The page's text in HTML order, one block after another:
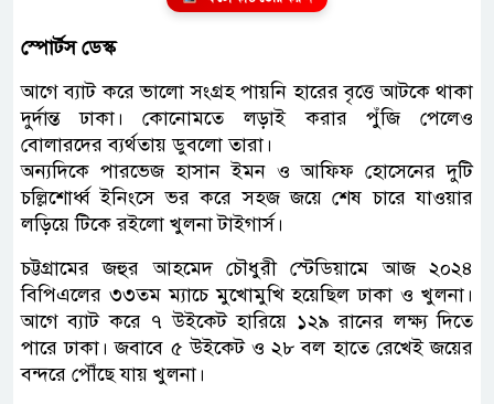
স্পোর্টস ডেস্ক
আগে ব্যাট করে ভালো সংগ্রহ পায়নি হারের বৃত্তে আটকে থাকা
দুর্দান্ত ঢাকা। কোনোমতে লড়াই করার পুঁজি পেলেও
বোলারদের ব্যর্থতায় ডুবলো তারা।
অন্যদিকে পারভেজ হাসান ইমন ও আফিফ হোসেনের দুটি
চল্লিশোর্ধ্ব ইনিংসে ভর করে সহজ জয়ে শেষ চারে যাওয়ার
লড়িয়ে টিকে রইলো খুলনা টাইগার্স।
চট্টগ্রামের জহুর আহমেদ চৌধুরী স্টেডিয়ামে আজ ২০২৪
বিপিএলের ৩৩তম ম্যাচে মুখোমুখি হয়েছিল ঢাকা ও খুলনা।
আগে ব্যাট করে ৭ উইকেট হারিয়ে ১২৯ রানের লক্ষ্য দিতে
পারে ঢাকা। জবাবে ৫ উইকেট ও ২৮ বল হাতে রেখেই জয়ের
বন্দরে পৌঁছে যায় খুলনা।